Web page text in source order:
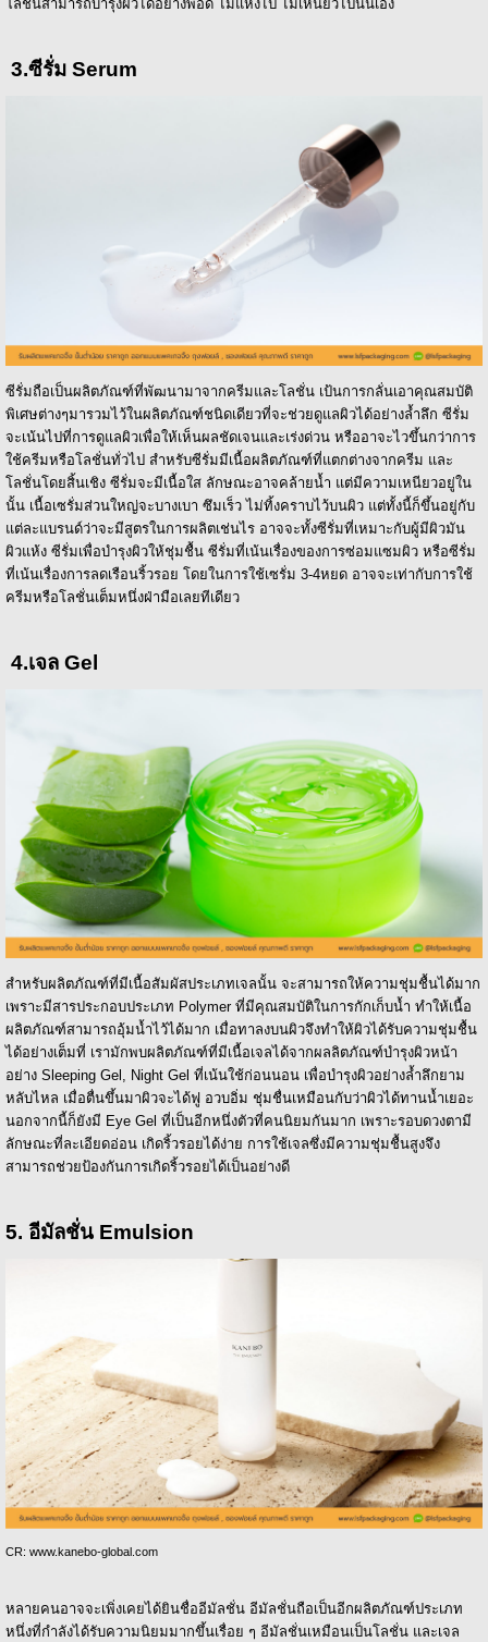
โลชั่นสามารถบำรุงผิวได้อย่างพอดี ไม่แห้งไป ไม่เหนียวไปนั่นเอง
3.ซีรั่ม Serum
ซีรั่มถือเป็นผลิตภัณฑ์ที่พัฒนามาจากครีมและโลชั่น เป้นการกลั่นเอาคุณสมบัติ
พิเศษต่างๆมารวมไว้ในผลิตภัณฑ์ชนิดเดียวที่จะช่วยดูแลผิวได้อย่างล้ำลึก ซีรั่ม
จะเน้นไปที่การดูแลผิวเพื่อให้เห็นผลชัดเจนและเร่งด่วน หรืออาจะไวขึ้นกว่าการ
ใช้ครีมหรือโลชั่นทั่วไป สำหรับซีรั่มมีเนื้อผลิตภัณฑ์ที่แตกต่างจากครีม และ
โลชั่นโดยสิ้นเชิง ซีรั่มจะมีเนื้อใส ลักษณะอาจคล้ายน้ำ แต่มีความเหนียวอยู่ใน
นั้น เนื้อเซรั่มส่วนใหญ่จะบางเบา ซึมเร็ว ไม่ทิ้งคราบไว้บนผิว แต่ทั้งนี้ก็ขึ้นอยู่กับ
แต่ละแบรนด์ว่าจะมีสูตรในการผลิตเช่นไร อาจจะทั้งซีรั่มที่เหมาะกับผู้มีผิวมัน
ผิวแห้ง ซีรั่มเพื่อบำรุงผิวให้ชุ่มชื้น ซีรั่มที่เน้นเรื่องของการซ่อมแซมผิว หรือซีรั่ม
ที่เน้นเรื่องการลดเรือนริ้วรอย โดยในการใช้เซรั่ม 3-4หยด อาจจะเท่ากับการใช้
ครีมหรือโลชั่นเต็มหนึ่งฝ่ามือเลยทีเดียว
4.เจล Gel
สำหรับผลิตภัณฑ์ที่มีเนื้อสัมผัสประเภทเจลนั้น จะสามารถให้ความชุ่มชื้นได้มาก
เพราะมีสารประกอบประเภท Polymer ที่มีคุณสมบัติในการกักเก็บน้ำ ทำให้เนื้อ
ผลิตภัณฑ์สามารถอุ้มน้ำไว้ได้มาก เมื่อทาลงบนผิวจึงทำให้ผิวได้รับความชุ่มชื้น
ได้อย่างเต็มที่ เรามักพบผลิตภัณฑ์ที่มีเนื้อเจลได้จากผลลิตภัณฑ์บำรุงผิวหน้า
อย่าง Sleeping Gel, Night Gel ที่เน้นใช้ก่อนนอน เพื่อบำรุงผิวอย่างล้ำลึกยาม
หลับไหล เมื่อตื่นขึ้นมาผิวจะได้ฟู อวบอิ่ม ชุ่มชื่นเหมือนกับว่าผิวได้ทานน้ำเยอะ
นอกจากนี้ก็ยังมี Eye Gel ที่เป็นอีกหนึ่งตัวที่คนนิยมกันมาก เพราะรอบดวงตามี
ลักษณะที่ละเอียดอ่อน เกิดริ้วรอยได้ง่าย การใช้เจลซึ่งมีความชุ่มชื้นสูงจึง
สามารถช่วยป้องกันการเกิดริ้วรอยได้เป็นอย่างดี
5. อีมัลชั่น Emulsion
CR: www.kanebo-global.com
หลายคนอาจจะเพิ่งเคยได้ยินชื่ออีมัลชั่น อีมัลชั่นถือเป็นอีกผลิตภัณฑ์ประเภท
หนึ่งที่กำลังได้รับความนิยมมากขึ้นเรื่อย ๆ อีมัลชั่นเหมือนเป็นโลชั่น และเจล